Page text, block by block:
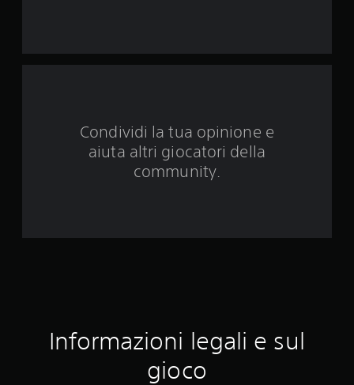
u
u
Condividi la tua opinione e
aiuta altri giocatori della
community.
Informazioni legali e sul
gioco